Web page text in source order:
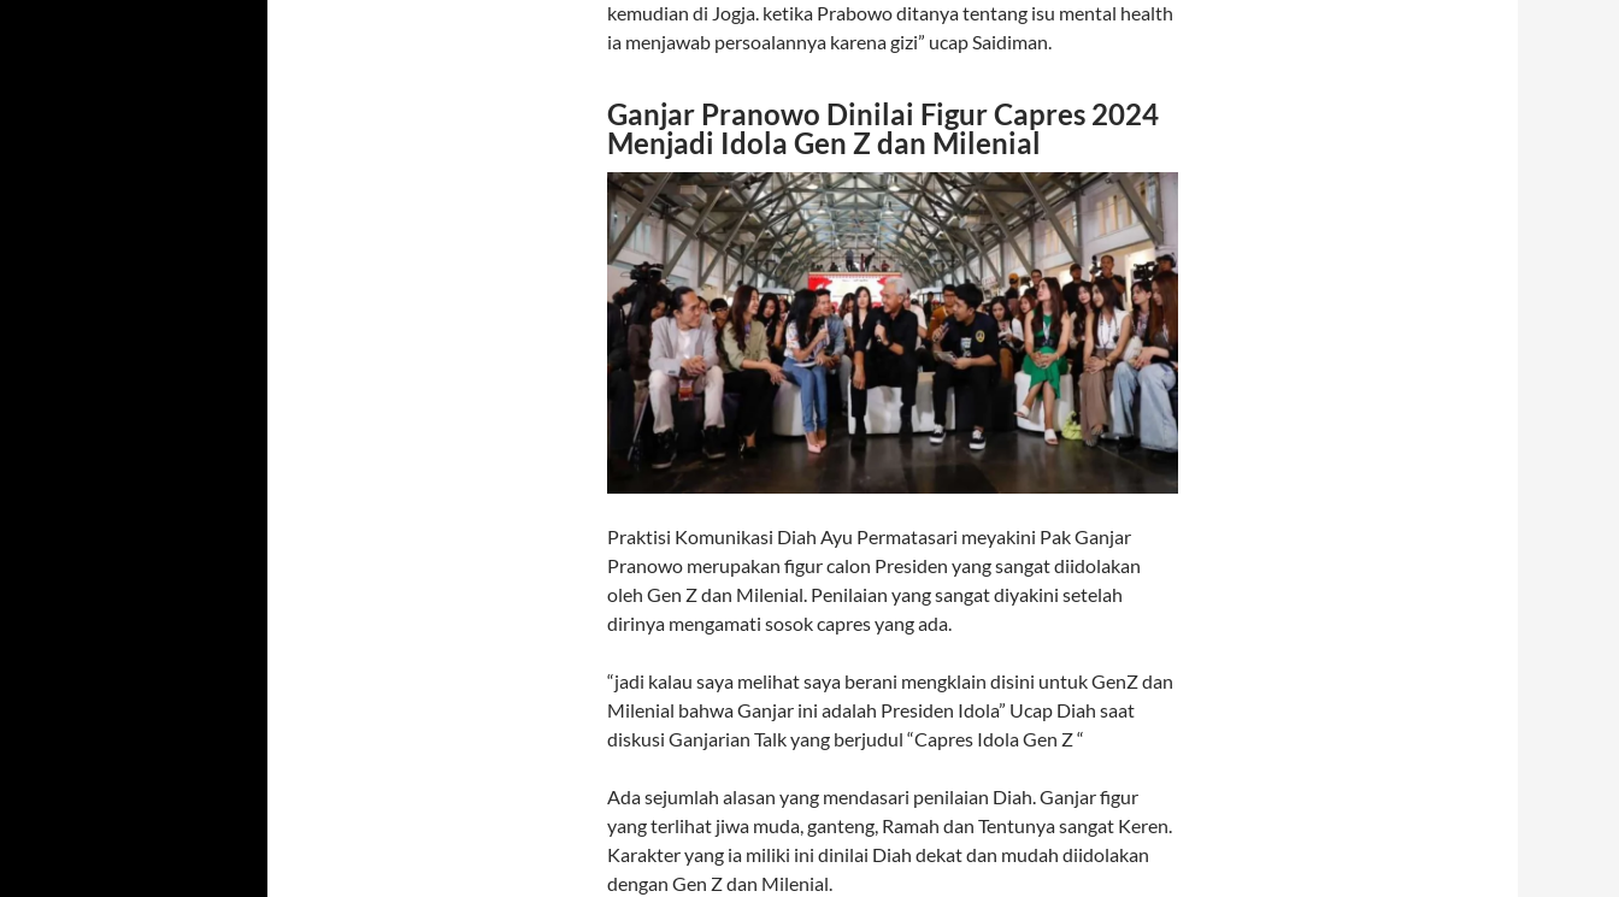
kemudian di Jogja. ketika Prabowo ditanya tentang isu mental health
ia menjawab persoalannya karena gizi” ucap Saidiman.
Ganjar Pranowo Dinilai Figur Capres 2024
Menjadi Idola Gen Z dan Milenial
Praktisi Komunikasi Diah Ayu Permatasari meyakini Pak Ganjar
Pranowo merupakan figur calon Presiden yang sangat diidolakan
oleh Gen Z dan Milenial. Penilaian yang sangat diyakini setelah
dirinya mengamati sosok capres yang ada.
“jadi kalau saya melihat saya berani mengklain disini untuk GenZ dan
Milenial bahwa Ganjar ini adalah Presiden Idola” Ucap Diah saat
diskusi Ganjarian Talk yang berjudul “Capres Idola Gen Z “
Ada sejumlah alasan yang mendasari penilaian Diah. Ganjar figur
yang terlihat jiwa muda, ganteng, Ramah dan Tentunya sangat Keren.
Karakter yang ia miliki ini dinilai Diah dekat dan mudah diidolakan
dengan Gen Z dan Milenial.